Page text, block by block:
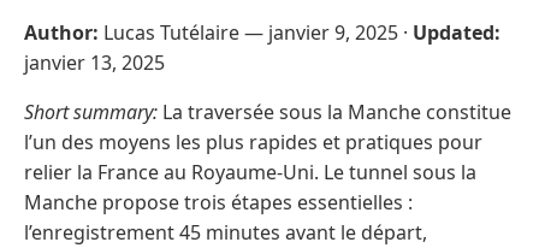
Author: Lucas Tutélaire — janvier 9, 2025 · Updated:
janvier 13, 2025
Short summary: La traversée sous la Manche constitue
l’un des moyens les plus rapides et pratiques pour
relier la France au Royaume-Uni. Le tunnel sous la
Manche propose trois étapes essentielles :
l’enregistrement 45 minutes avant le départ,